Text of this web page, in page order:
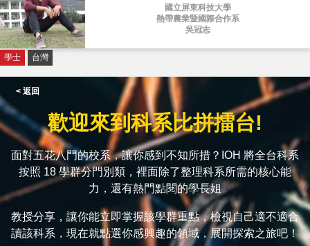
國立屏東科技大學
熱帶農業暨國際合作系
吳冠志
學士 台灣
< 返回
歡迎來到科系比拼擂台!
面對五花八門的校系，讓你感到不知所措？IOH 將全台科系
按照 18 學群分門別類，裡面除了整理科系所需的核心能
力，還有熱門點閱的學長姐
教授分享，讓你能立即掌握該學群重點，檢視自己適不適合
讀該科系，現在就點選你感興趣的領域，展開探索之旅吧！